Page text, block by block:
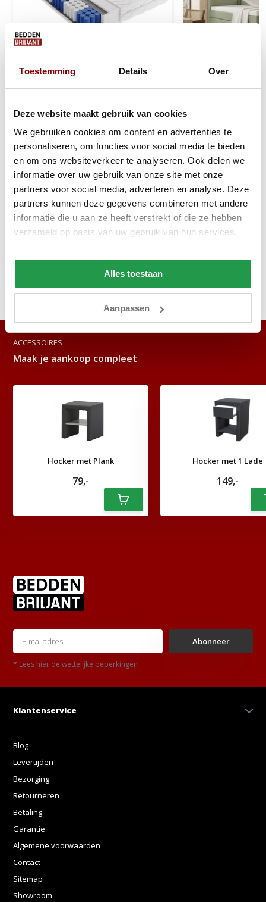
Toestemming Details Over
Deze website maakt gebruik van cookies
We gebruiken cookies om content en advertenties te
personaliseren, om functies voor social media te bieden
en om ons websiteverkeer te analyseren. Ook delen we
informatie over uw gebruik van onze site met onze
partners voor social media, adverteren en analyse. Deze
partners kunnen deze gegevens combineren met andere
informatie die u aan ze heeft verstrekt of die ze hebben
verzameld op basis van uw gebruik van hun services.
Alles toestaan
Aanpassen
- 21 cm
Ca. 1 tot 2 werkdagen
249 169
Bekijken
Ca. 6 tot 8
999 499
Bekijken
Reviews
Delen
ACCESSOIRES
Maak je aankoop compleet
Hocker met Plank
79,-
Hocker met 1 Lade
149,-
Abonneer
* Lees hier de wettelijke beperkingen
Klantenservice
Blog
Levertijden
Bezorging
Retourneren
Betaling
Garantie
Algemene voorwaarden
Contact
Sitemap
Showroom